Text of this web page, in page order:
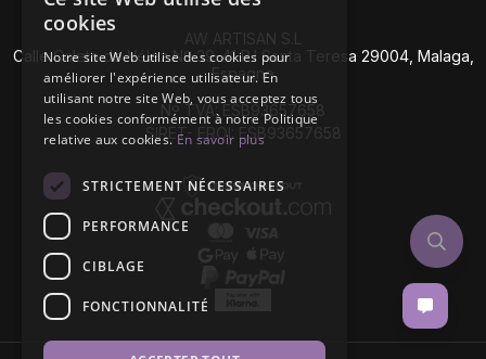
AW ARTISAN S.L
Calle Caleta de Vélez Nº 39-41 P.I Santa Teresa 29004, Malaga,
Espagne
Nº TVA: ESB93657658
SIRET- EROI: ESB93657658
cookies
Notre site Web utilise des cookies pour
améliorer l'expérience utilisateur. En
utilisant notre site Web, vous acceptez tous
les cookies conformément à notre Politique
relative aux cookies.En savoir plus
STRICTEMENT NÉCESSAIRES
PERFORMANCE
CIBLAGE
FONCTIONNALITÉ